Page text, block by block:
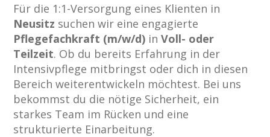
Für die 1:1-Versorgung eines Klienten in
Neusitz suchen wir eine engagierte
Pflegefachkraft (m/w/d) inVoll- oder
Teilzeit. Ob du bereits Erfahrung in der
Intensivpflege mitbringst oder dich in diesen
Bereich weiterentwickeln möchtest. Bei uns
bekommst du die nötige Sicherheit, ein
starkes Team im Rücken und eine
strukturierte Einarbeitung.